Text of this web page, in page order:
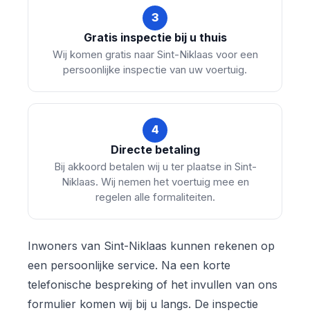
3
Gratis inspectie bij u thuis
Wij komen gratis naar Sint-Niklaas voor een
persoonlijke inspectie van uw voertuig.
4
Directe betaling
Bij akkoord betalen wij u ter plaatse in Sint-
Niklaas. Wij nemen het voertuig mee en
regelen alle formaliteiten.
Inwoners van Sint-Niklaas kunnen rekenen op
een persoonlijke service. Na een korte
telefonische bespreking of het invullen van ons
formulier komen wij bij u langs. De inspectie